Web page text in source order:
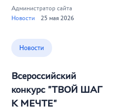
Администратор сайта
Новости
25 мая 2026
Новости
Всероссийский
конкурс "ТВОЙ ШАГ
К МЕЧТЕ"